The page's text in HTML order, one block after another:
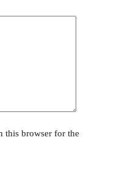
this browser for the